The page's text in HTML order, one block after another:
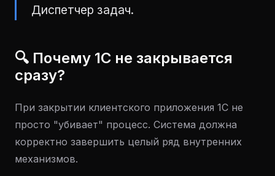
Диспетчер задач.
🔍 Почему 1С не закрывается
сразу?
При закрытии клиентского приложения 1С не
просто "убивает" процесс. Система должна
корректно завершить целый ряд внутренних
механизмов.